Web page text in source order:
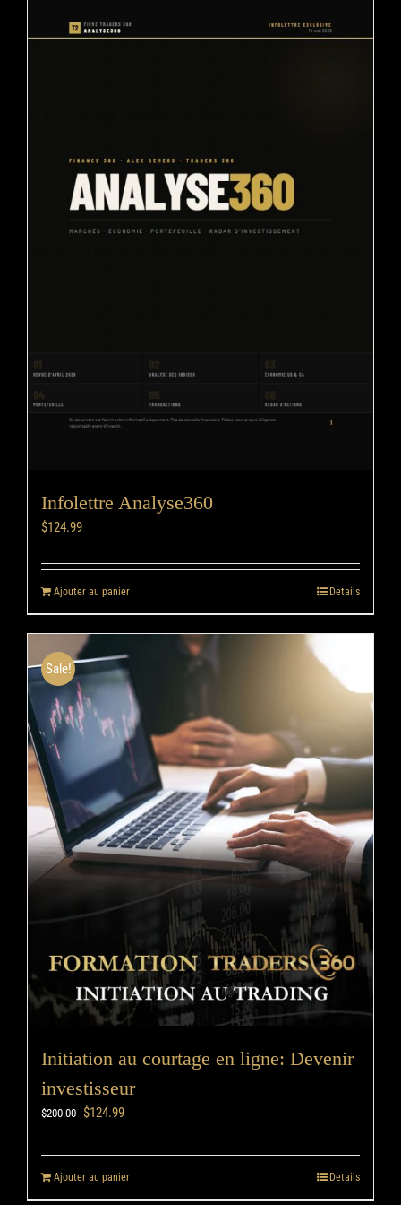
Infolettre Analyse360
$124.99
Ajouter au panier Details
Sale!
Initiation au courtage en ligne: Devenir
investisseur
$200.00 $124.99
Ajouter au panier Details